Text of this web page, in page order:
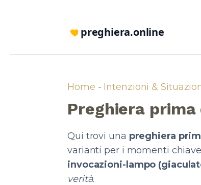
preghiera.online
Home - Intenzioni &
Preghiera
Qui trovi una preghiera
varianti per i momenti
invocazioni-lampo
verità.